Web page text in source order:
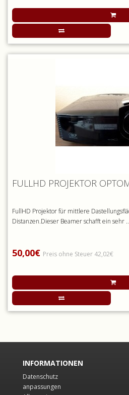
FULLHD PROJEKTOR
FullHD Projektor für mittlere
Distanzen.Dieser Beamer schafft ein sehr ..
50,00€ Preis ohne Steuer 42,02€
INFORMATIONEN
Datenschutz
anpassungen